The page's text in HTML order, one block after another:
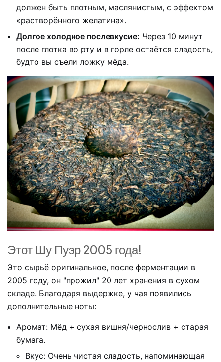
должен быть плотным, маслянистым, с эффектом
«растворённого желатина».
Долгое холодное послевкусие: Через 10 минут
после глотка во рту и в горле остаётся сладость,
будто вы съели ложку мёда.
Этот Шу Пуэр 2005 года!
Это сырьё оригинальное, после ферментации в
2005 году, он "прожил" 20 лет хранения в сухом
складе. Благодаря выдержке, у чая появились
дополнительные ноты:
Аромат: Мёд + сухая вишня/чернослив + старая
бумага.
Вкус: Очень чистая сладость, напоминающая